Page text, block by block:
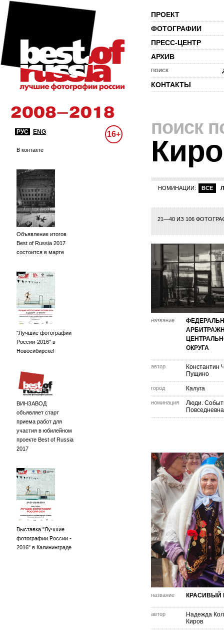
ПРОЕКТ
ФОТОГРАФИИ
ПРЕСС-ЦЕНТР
АРХИВ
ПОИСК
КОНТАКТЫ
РУС ENG 16+
В контакте
Объявление итогов
Best of Russia 2017
состоится в марте
"Лучшие фотографии
России-2016" в
Новосибирске!
ВИНЗАВОД
объявляет старт
приема работ для
участия в юбилейном
проекте Best of Russia
2017
Выставка "Лучшие
фотографии России -
2016" в Калининграде
поиск
НОМИНАЦИИ: ВСЕ
21—40 ИЗ 106
название
ОКРУГА
автор
Константин
Пущино
город Калуга
номинация
Люди.
название КРАСИВЫЙ
автор
Надежда
Киров